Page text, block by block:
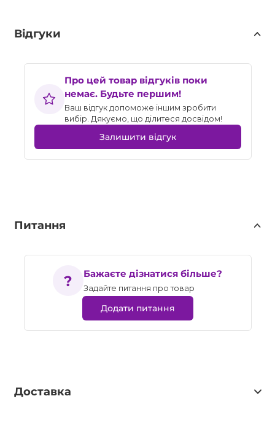
Відгуки
Про цей товар відгуків поки
немає. Будьте першим!
Ваш відгук допоможе іншим зробити
вибір. Дякуємо, що ділитеся досвідом!
Залишити відгук
Питання
Бажаєте дізнатися більше?
Задайте питання про товар
Додати питання
Доставка